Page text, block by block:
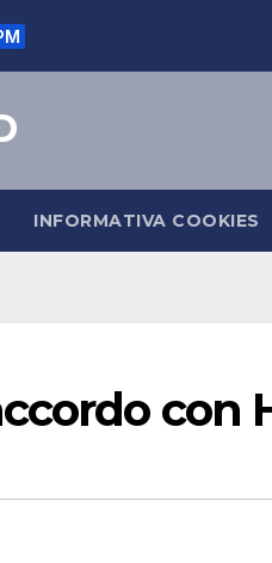
INFORMATIVA COOKIES
con